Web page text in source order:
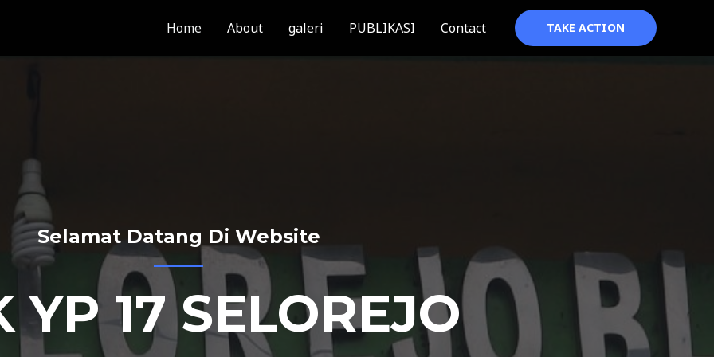
Home About galeri PUBLIKASI Contact TAKE ACTION
Selamat Datang Di Website
YP 17 SELOREJO